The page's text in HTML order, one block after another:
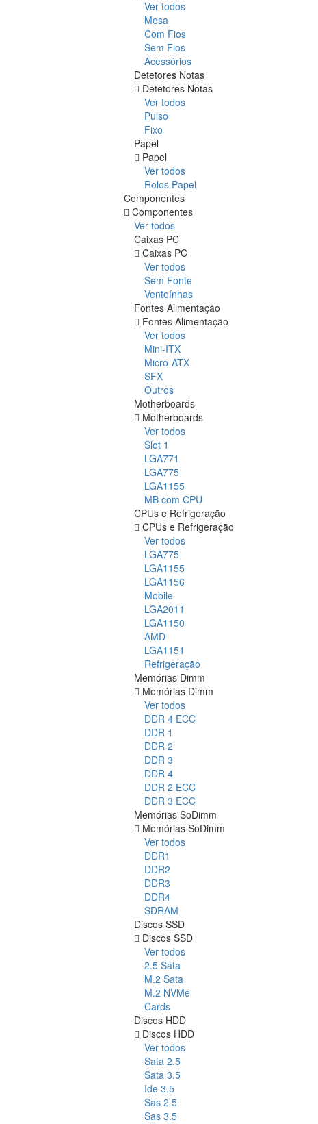
Ver todos
Mesa
Com Fios
Sem Fios
Acessórios
Detetores Notas
Detetores Notas
Ver todos
Pulso
Fixo
Papel
Papel
Ver todos
Rolos Papel
Componentes
Componentes
Ver todos
Caixas PC
Caixas PC
Ver todos
Sem Fonte
Ventoínhas
Fontes Alimentação
Fontes Alimentação
Ver todos
Mini-ITX
Micro-ATX
SFX
Outros
Motherboards
Motherboards
Ver todos
Slot 1
LGA771
LGA775
LGA1155
MB com CPU
CPUs e Refrigeração
CPUs e Refrigeração
Ver todos
LGA775
LGA1155
LGA1156
Mobile
LGA2011
LGA1150
AMD
LGA1151
Refrigeração
Memórias Dimm
Memórias Dimm
Ver todos
DDR 4 ECC
DDR 1
DDR 2
DDR 3
DDR 4
DDR 2 ECC
DDR 3 ECC
Memórias SoDimm
Memórias SoDimm
Ver todos
DDR1
DDR2
DDR3
DDR4
SDRAM
Discos SSD
Discos SSD
Ver todos
2.5 Sata
M.2 Sata
M.2 NVMe
Cards
Discos HDD
Discos HDD
Ver todos
Sata 2.5
Sata 3.5
Ide 3.5
Sas 2.5
Sas 3.5